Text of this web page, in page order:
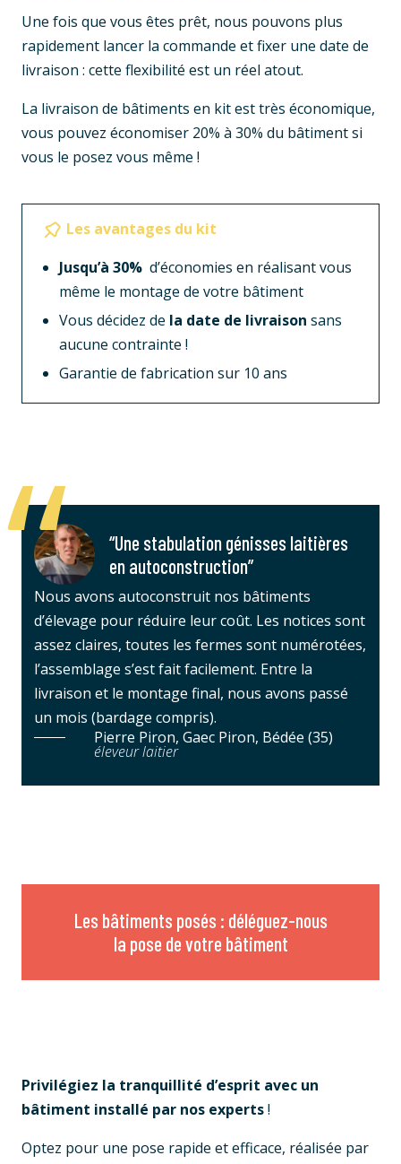
Une fois que vous êtes prêt, nous pouvons plus
rapidement lancer la commande et fixer une date de
livraison : cette flexibilité est un réel atout.
La livraison de bâtiments en kit est très économique,
vous pouvez économiser 20% à 30% du bâtiment si
vous le posez vous même !
Les avantages du kit
Jusqu’à 30% d’économies en réalisant vous
même le montage de votre bâtiment
Vous décidez de la date de livraison sans
aucune contrainte !
Garantie de fabrication sur 10 ans
“Une stabulation génisses laitières
en autoconstruction”
Nous avons autoconstruit nos bâtiments
d’élevage pour réduire leur coût. Les notices sont
assez claires, toutes les fermes sont numérotées,
l’assemblage s’est fait facilement. Entre la
livraison et le montage final, nous avons passé
un mois (bardage compris).
Pierre Piron, Gaec Piron, Bédée (35)
éleveur laitier
Les bâtiments posés : déléguez-nous
la pose de votre bâtiment
Privilégiez la tranquillité d’esprit avec un
bâtiment installé par nos experts!
Optez pour une pose rapide et efficace, réalisée par